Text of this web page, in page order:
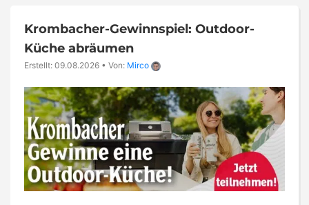
Krombacher-Gewinnspiel: Outdoor-
Küche abräumen
Erstellt: 09.08.2026 • Von: Mirco